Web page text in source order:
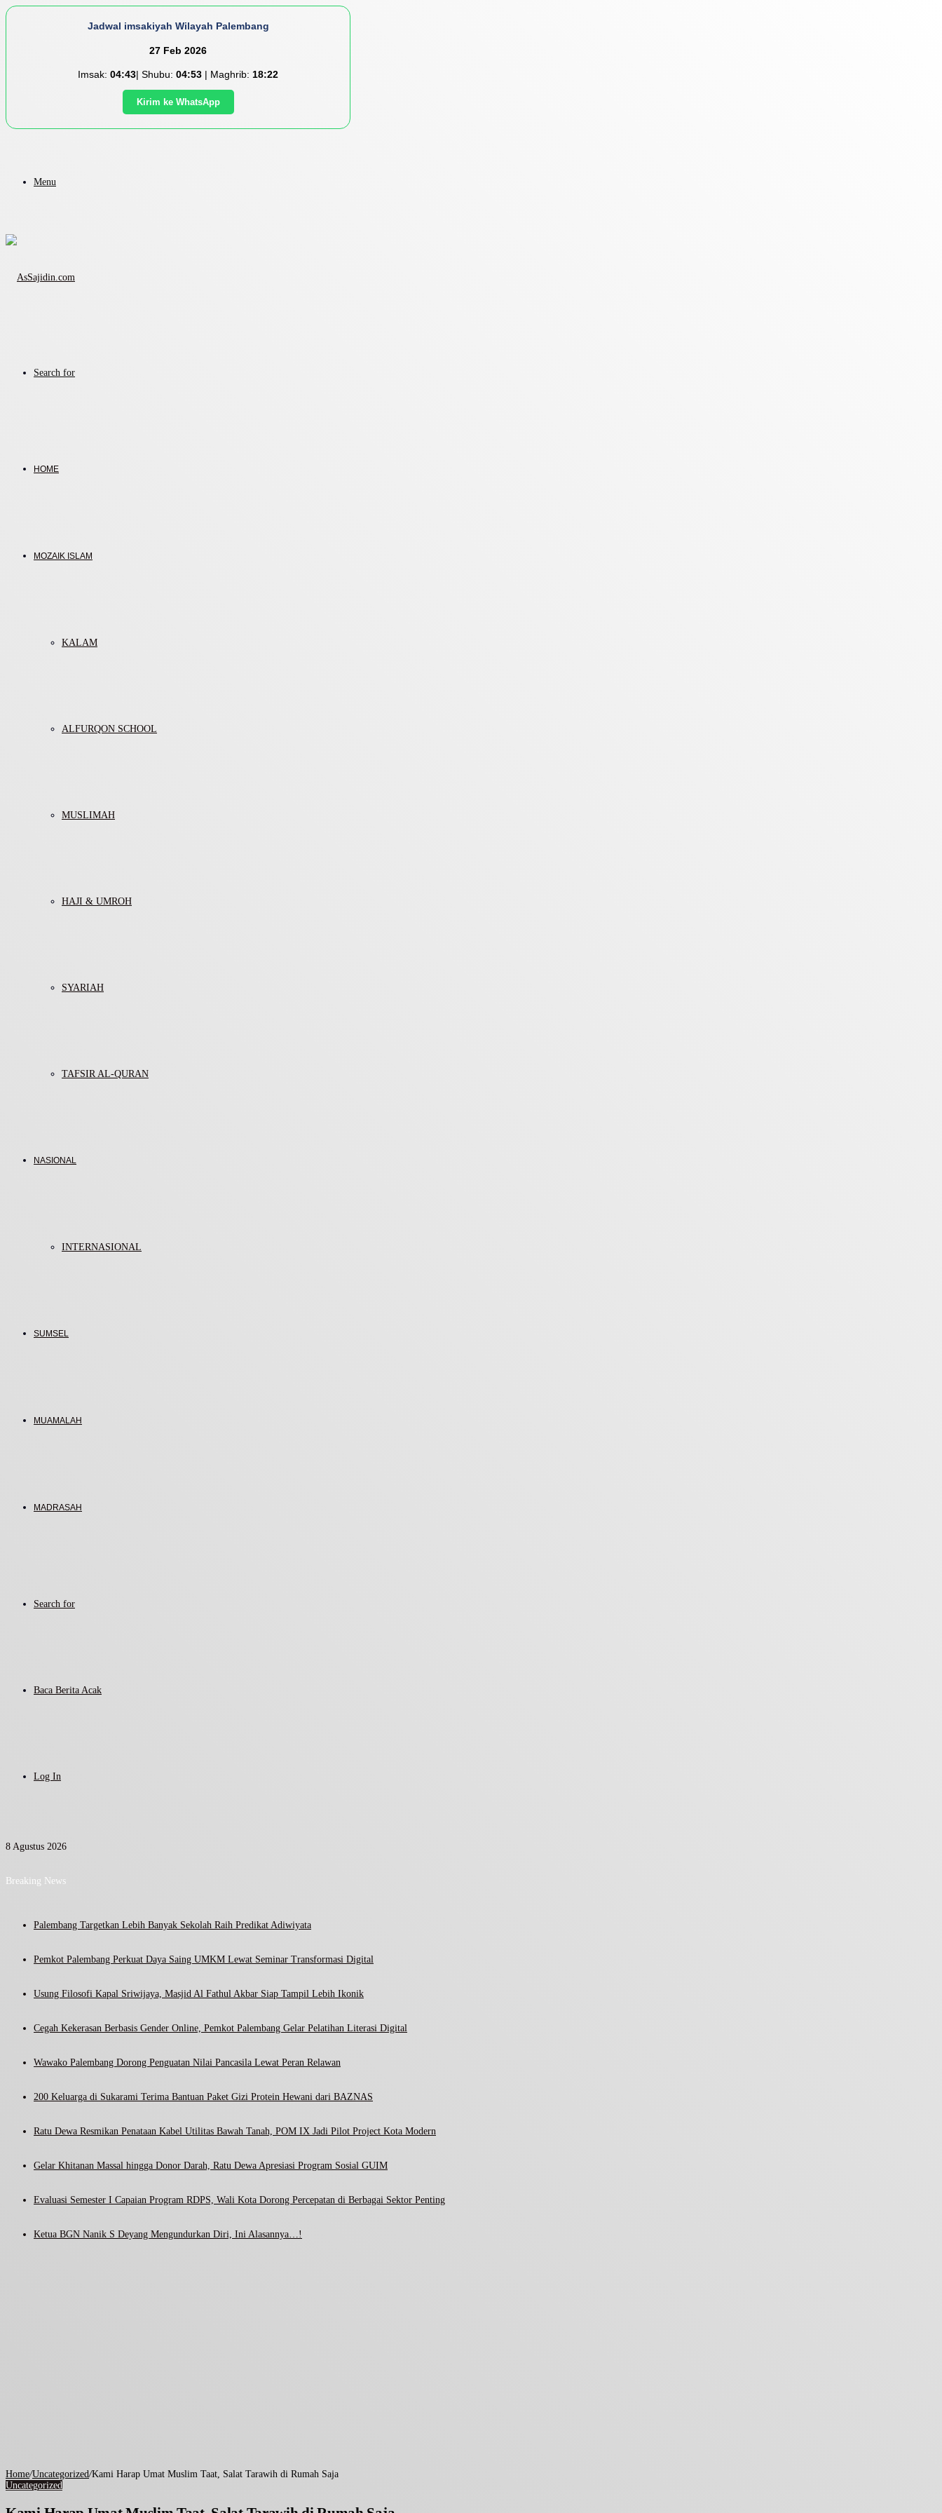
Jadwal imsakiyah Wilayah Palembang
27 Feb 2026
Imsak: 04:43| Shubu: 04:53 | Maghrib: 18:22
Kirim ke WhatsApp
Menu
Search for
HOME
MOZAIK ISLAM
KALAM
ALFURQON SCHOOL
MUSLIMAH
HAJI & UMROH
SYARIAH
TAFSIR AL-QURAN
NASIONAL
INTERNASIONAL
SUMSEL
MUAMALAH
MADRASAH
Search for
Baca Berita Acak
Log In
8 Agustus 2026
Breaking News
Palembang Targetkan Lebih Banyak Sekolah Raih Predikat Adiwiyata
Pemkot Palembang Perkuat Daya Saing UMKM Lewat Seminar Transformasi Digital
Usung Filosofi Kapal Sriwijaya, Masjid Al Fathul Akbar Siap Tampil Lebih Ikonik
Cegah Kekerasan Berbasis Gender Online, Pemkot Palembang Gelar Pelatihan Literasi Digital
Wawako Palembang Dorong Penguatan Nilai Pancasila Lewat Peran Relawan
200 Keluarga di Sukarami Terima Bantuan Paket Gizi Protein Hewani dari BAZNAS
Ratu Dewa Resmikan Penataan Kabel Utilitas Bawah Tanah, POM IX Jadi Pilot Project Kota Modern
Gelar Khitanan Massal hingga Donor Darah, Ratu Dewa Apresiasi Program Sosial GUIM
Evaluasi Semester I Capaian Program RDPS, Wali Kota Dorong Percepatan di Berbagai Sektor Penting
Ketua BGN Nanik S Deyang Mengundurkan Diri, Ini Alasannya…!
Home/Uncategorized/Kami Harap Umat Muslim Taat, Salat Tarawih di Rumah Saja
Uncategorized